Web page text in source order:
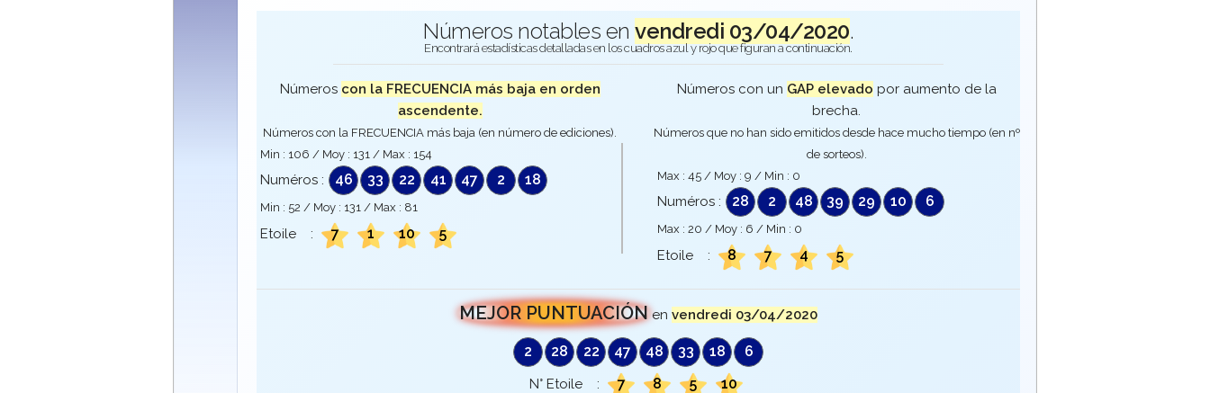
Números notables en vendredi 03/04/2020.
Encontrará estadísticas detalladas en los cuadros azul y rojo que figuran a continuación.
Números con la FRECUENCIA más baja en orden
ascendente.
Números con la FRECUENCIA más baja (en número de ediciones).
Min : 106 / Moy : 131 / Max : 154
Numéros : 46 33 22 41 47 2 18
Min : 52 / Moy : 131 / Max : 81
Etoile : 7 1 10 5
Números con un GAP elevado por aumento de la
brecha.
Números que no han sido emitidos desde hace mucho tiempo (en nº
de sorteos).
Max : 45 / Moy : 9 / Min : 0
Numéros : 28 2 48 39 29 10 6
Max : 20 / Moy : 6 / Min : 0
Etoile : 8 7 4 5
MEJOR PUNTUACIÓN en vendredi 03/04/2020
2 28 22 47 48 33 18 6
N° Etoile : 7 8 5 10